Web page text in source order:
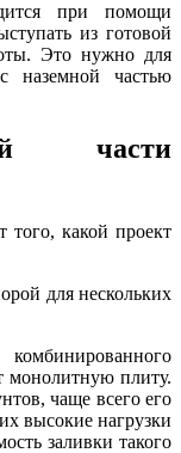
при помощи
из готовой
Это нужно для
наземной частью
части
того, какой проект
для нескольких
монолитную плиту.
чаще всего его
высокие нагрузки
заливки такого